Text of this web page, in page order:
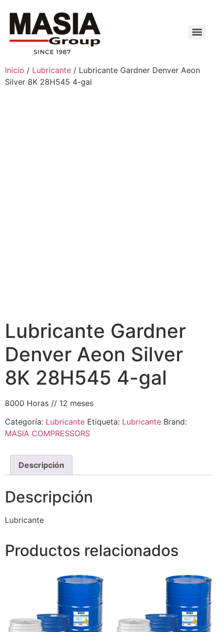
Inicio / Lubricante / Lubricante Gardner Denver Aeon
Silver 8K 28H545 4-gal
Lubricante Gardner
Denver Aeon Silver
8K 28H545 4-gal
8000 Horas // 12 meses
Categoría: Lubricante Etiqueta: Lubricante Brand:
MASIA COMPRESSORS
Descripción
Descripción
Lubricante
Productos relacionados